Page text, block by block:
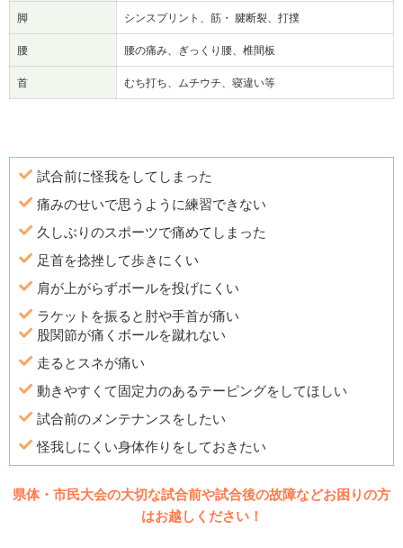
脚 シンスプリント、筋・ 腱断裂、打撲
腰 腰の痛み、ぎっくり腰、椎間板
首 むち打ち、ムチウチ、寝違い等
試合前に怪我をしてしまった
痛みのせいで思うように練習できない
久しぶりのスポーツで痛めてしまった
足首を捻挫して歩きにくい
肩が上がらずボールを投げにくい
ラケットを振ると肘や手首が痛い
股関節が痛くボールを蹴れない
走るとスネが痛い
動きやすくて固定力のあるテーピングをしてほしい
試合前のメンテナンスをしたい
怪我しにくい身体作りをしておきたい
県体・市民大会の大切な試合前や試合後の故障などお困りの方
はお越しください！